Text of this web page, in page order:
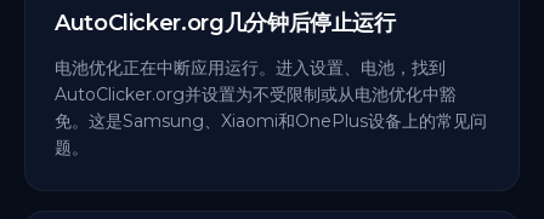
AutoClicker.org几分钟后停止运行
电池优化正在中断应用运行。进入设置、电池，找到
AutoClicker.org并设置为不受限制或从电池优化中豁
免。这是Samsung、Xiaomi和OnePlus设备上的常见问
题。